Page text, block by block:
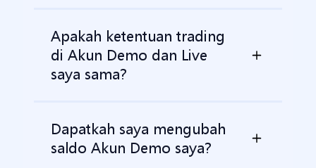
Apakah ketentuan trading
di Akun Demo dan Live
saya sama?
Dapatkah saya mengubah
saldo Akun Demo saya?